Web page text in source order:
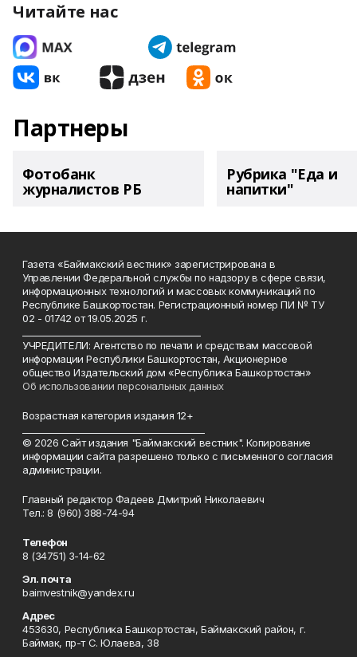
Читайте нас
Партнеры
Фотобанк
журналистов РБ
Рубрика "Еда и
напитки"
Газета «Баймакский вестник» зарегистрирована в
Управлении Федеральной службы по надзору в сфере связи,
информационных технологий и массовых коммуникаций по
Республике Башкортостан. Регистрационный номер ПИ № ТУ
02 - 01742 от 19.05.2025 г.
УЧРЕДИТЕЛИ: Агентство по печати и средствам массовой
информации Республики Башкортостан, Акционерное
общество Издательский дом «Республика Башкортостан»
Об использовании персональных данных
Возрастная категория издания 12+
© 2026 Сайт издания "Баймакский вестник". Копирование
информации сайта разрешено только с письменного согласия
администрации.
Главный редактор Фадеев Дмитрий Николаевич
Тел.: 8 (960) 388-74-94
Телефон
8 (34751) 3-14-62
Эл. почта
baimvestnik@yandex.ru
Адрес
453630, Республика Башкортостан, Баймакский район, г.
Баймак, пр-т С. Юлаева, 38